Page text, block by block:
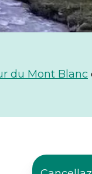
du Mont Blanc